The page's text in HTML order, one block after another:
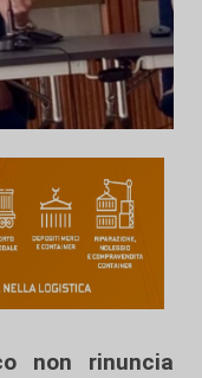
non rinuncia